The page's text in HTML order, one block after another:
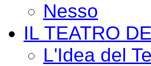
Nesso
IL TEATRO
L'Idea del